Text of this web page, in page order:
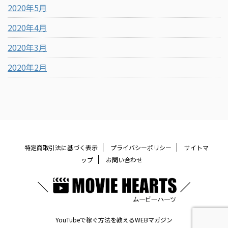
2020年5月
2020年4月
2020年3月
2020年2月
特定商取引法に基づく表示 プライバシーポリシー
サイトマ
ップ
お問い合わせ
YouTubeで稼ぐ方法を教えるWEBマガジン